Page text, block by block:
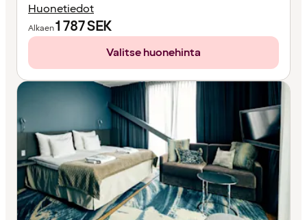
Huonetiedot
Alkaen1 787SEK
Valitse huonehinta